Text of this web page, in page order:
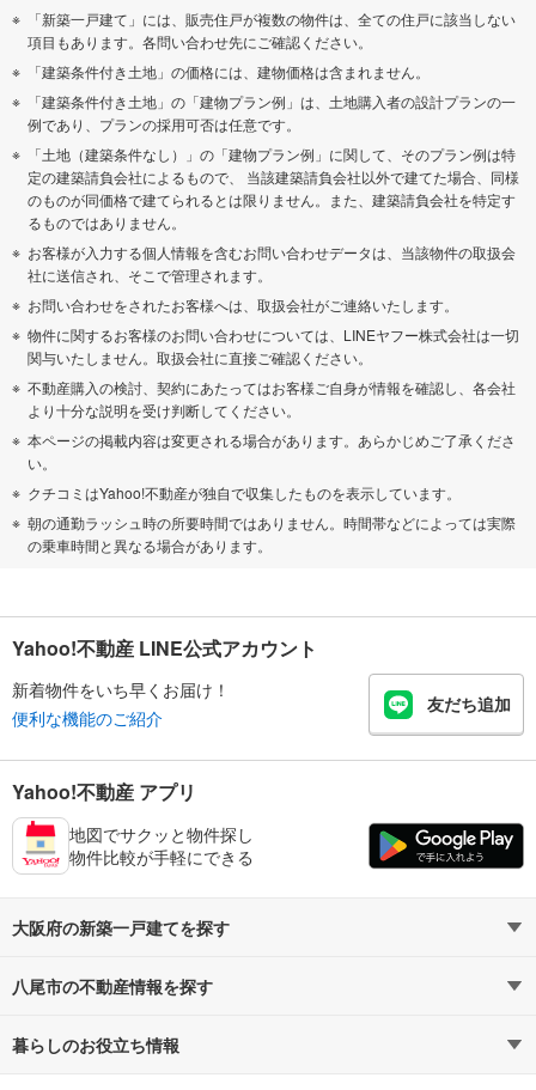
「新築一戸建て」には、販売住戸が複数の物件は、全ての住戸に該当しない
項目もあります。各問い合わせ先にご確認ください。
「建築条件付き土地」の価格には、建物価格は含まれません。
「建築条件付き土地」の「建物プラン例」は、土地購入者の設計プランの一
例であり、プランの採用可否は任意です。
「土地（建築条件なし）」の「建物プラン例」に関して、そのプラン例は特
定の建築請負会社によるもので、 当該建築請負会社以外で建てた場合、同様
のものが同価格で建てられるとは限りません。また、建築請負会社を特定す
るものではありません。
お客様が入力する個人情報を含むお問い合わせデータは、当該物件の取扱会
社に送信され、そこで管理されます。
お問い合わせをされたお客様へは、取扱会社がご連絡いたします。
物件に関するお客様のお問い合わせについては、LINEヤフー株式会社は一切
関与いたしません。取扱会社に直接ご確認ください。
不動産購入の検討、契約にあたってはお客様ご自身が情報を確認し、各会社
より十分な説明を受け判断してください。
本ページの掲載内容は変更される場合があります。あらかじめご了承くださ
い。
クチコミはYahoo!不動産が独自で収集したものを表示しています。
朝の通勤ラッシュ時の所要時間ではありません。時間帯などによっては実際
の乗車時間と異なる場合があります。
Yahoo!不動産 LINE公式アカウント
新着物件をいち早くお届け！
便利な機能のご紹介
友だち追加
Yahoo!不動産 アプリ
地図でサクッと物件探し
物件比較が手軽にできる
大阪府の新築一戸建てを探す
路線・駅から探す
通勤・通学時間から探す
八尾市の不動産情報を探す
不動産・住宅
暮らしのお役立ち情報